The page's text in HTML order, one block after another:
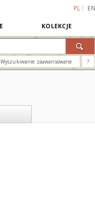
PL EN
KOLEKCJE
Wyszukiwanie zaawansowane ?